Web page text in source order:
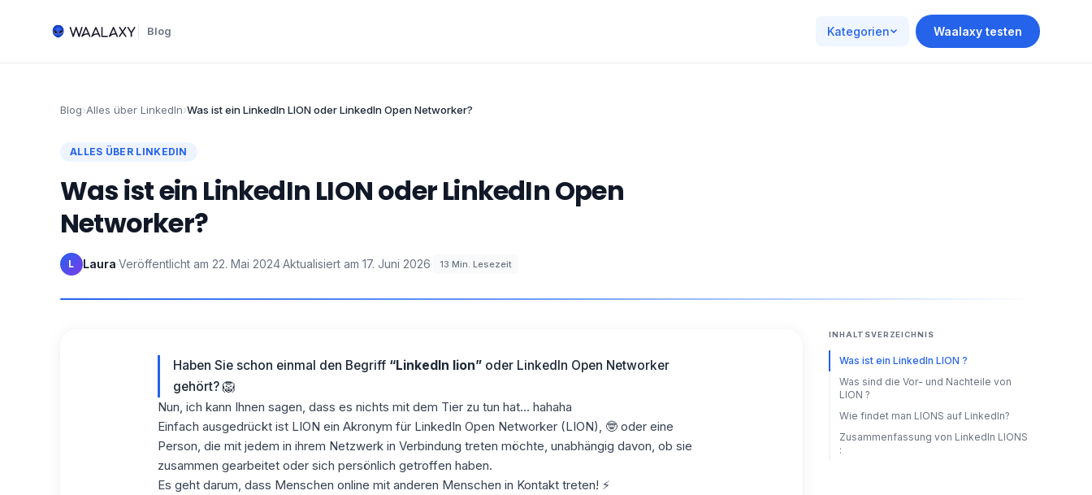
Blog Kategorien Waalaxy testen
Blog›Alles über LinkedIn›Was ist ein LinkedIn LION oder LinkedIn Open Networker?
ALLES ÜBER LINKEDIN
Was ist ein LinkedIn LION oder LinkedIn Open
Networker?
L Laura·Veröffentlicht am 22. Mai 2024·Aktualisiert am 17. Juni 2026· 13 Min. Lesezeit
Haben Sie schon einmal den Begriff “LinkedIn lion”oder LinkedIn Open Networker
gehört? 🦁
Nun, ich kann Ihnen sagen, dass es nichts mit dem Tier zu tun hat... hahaha
Einfach ausgedrückt ist LION ein Akronym für LinkedIn Open Networker (LION), 🤓 oder eine
Person, die mit jedem in ihrem Netzwerk in Verbindung treten möchte, unabhängig davon, ob sie
zusammen gearbeitet oder sich persönlich getroffen haben.
Es geht darum, dass Menschen online mit anderen Menschen in Kontakt treten! ⚡
INHALTSVERZEICHNIS
Was ist ein LinkedIn LION ?
Was sind die Vor- und Nachteile von
LION ?
Wie findet man LIONS auf LinkedIn?
Zusammenfassung von LinkedIn LIONS
: